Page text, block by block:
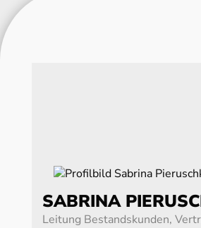
SABRINA
Leitung Bestandskunden,